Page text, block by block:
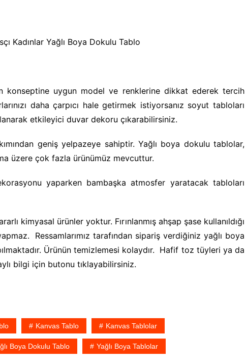
Kadınlar Yağlı Boya Dokulu Tablo
konseptine uygun model ve renklerine dikkat ederek tercih
daha çarpıcı hale getirmek istiyorsanız soyut tabloları
etkileyici duvar dekoru çıkarabilirsiniz.
geniş yelpazeye sahiptir. Yağlı boya dokulu tablolar,
üzere çok fazla ürünümüz mevcuttur.
yaparken bambaşka atmosfer yaratacak tabloları
kimyasal ürünler yoktur. Fırınlanmış ahşap şase kullanıldığı
Ressamlarımız tarafından sipariş verdiğiniz yağlı boya
Ürünün temizlemesi kolaydır. Hafif toz tüyleri ya da
bilgi için butonu tıklayabilirsiniz.
Kanvas Tablo Kanvas Tablolar
Boya Dokulu Tablo Yağlı Boya Tablolar